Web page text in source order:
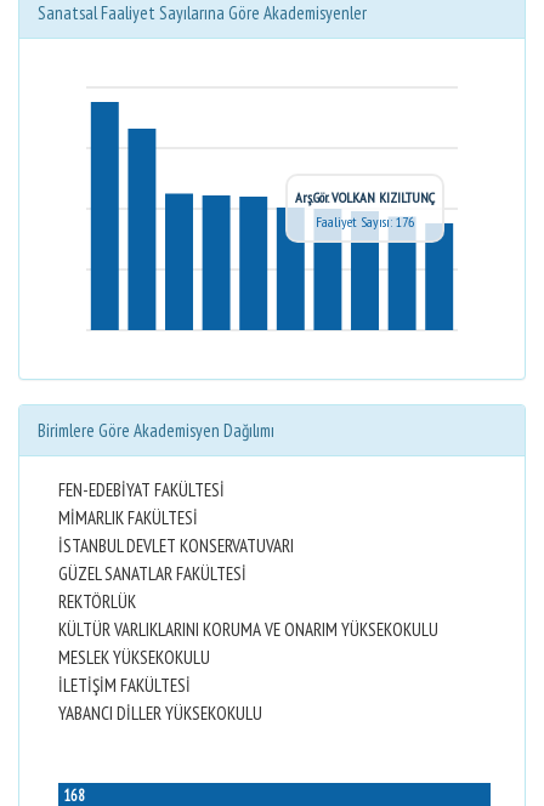
Sanatsal Faaliyet Sayılarına Göre Akademisyenler
Arş.Gör. VOLKAN KIZILTUNÇ
Faaliyet Sayısı: 176
Birimlere Göre Akademisyen Dağılımı
FEN-EDEBİYAT FAKÜLTESİ
MİMARLIK FAKÜLTESİ
İSTANBUL DEVLET KONSERVATUVARI
GÜZEL SANATLAR FAKÜLTESİ
REKTÖRLÜK
KÜLTÜR VARLIKLARINI KORUMA VE ONARIM YÜKSEKOKULU
MESLEK YÜKSEKOKULU
İLETİŞİM FAKÜLTESİ
YABANCI DİLLER YÜKSEKOKULU
168